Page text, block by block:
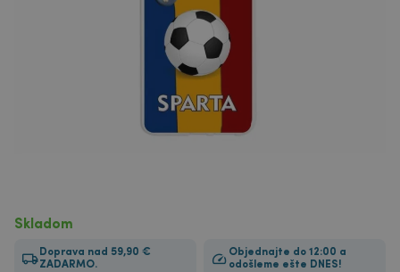
Skladom
Doprava nad 59,90 €
ZADARMO.
Objednajte do 12:00 a
odošleme ešte DNES!